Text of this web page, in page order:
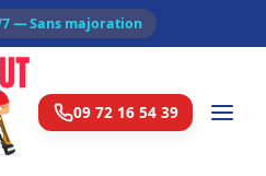
— Sans majoration
09 72 16 54 39